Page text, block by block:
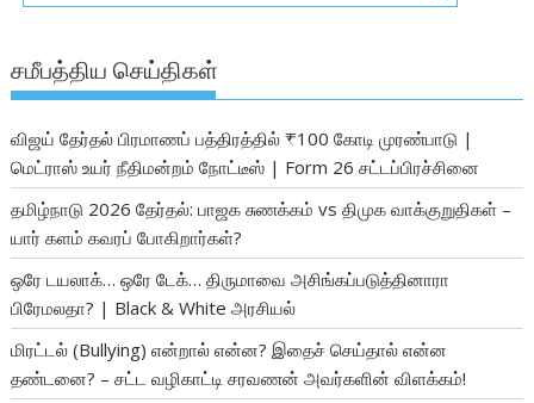
சமீபத்திய செய்திகள்
விஜய் தேர்தல் பிரமாணப் பத்திரத்தில் ₹100 கோடி முரண்பாடு |
மெட்ராஸ் உயர் நீதிமன்றம் நோட்டீஸ் | Form 26 சட்டப்பிரச்சினை
தமிழ்நாடு 2026 தேர்தல்: பாஜக சுணக்கம் vs திமுக வாக்குறுதிகள் –
யார் களம் கவரப் போகிறார்கள்?
ஒரே டயலாக்… ஒரே டேக்… திருமாவை அசிங்கப்படுத்தினாரா
பிரேமலதா? | Black & White அரசியல்
மிரட்டல் (Bullying) என்றால் என்ன? இதைச் செய்தால் என்ன
தண்டனை? – சட்ட வழிகாட்டி சரவணன் அவர்களின் விளக்கம்!